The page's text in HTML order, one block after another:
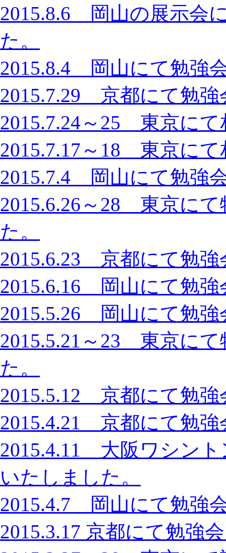
2015.8.6 岡山の展示会
た。
2015.8.4 岡山にて勉強
2015.7.29 京都にて勉
2015.7.24～25 東京に
2015.7.17～18 東京に
2015.7.4 岡山にて勉強
2015.6.26～28 東京に
た。
2015.6.23 京都にて勉
2015.6.16 岡山にて勉
2015.5.26 岡山にて勉
2015.5.21～23 東京に
た。
2015.5.12 京都にて勉
2015.4.21 京都にて勉
2015.4.11 大阪ワシン
いたしました。
2015.4.7 岡山にて勉強
2015.3.17 京都にて勉強